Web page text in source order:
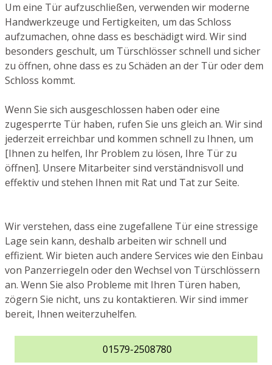
Um eine Tür aufzuschließen, verwenden wir moderne
Handwerkzeuge und Fertigkeiten, um das Schloss
aufzumachen, ohne dass es beschädigt wird. Wir sind
besonders geschult, um Türschlösser schnell und sicher
zu öffnen, ohne dass es zu Schäden an der Tür oder dem
Schloss kommt.
Wenn Sie sich ausgeschlossen haben oder eine
zugesperrte Tür haben, rufen Sie uns gleich an. Wir sind
jederzeit erreichbar und kommen schnell zu Ihnen, um
[Ihnen zu helfen, Ihr Problem zu lösen, Ihre Tür zu
öffnen]. Unsere Mitarbeiter sind verständnisvoll und
effektiv und stehen Ihnen mit Rat und Tat zur Seite.
Wir verstehen, dass eine zugefallene Tür eine stressige
Lage sein kann, deshalb arbeiten wir schnell und
effizient. Wir bieten auch andere Services wie den Einbau
von Panzerriegeln oder den Wechsel von Türschlössern
an. Wenn Sie also Probleme mit Ihren Türen haben,
zögern Sie nicht, uns zu kontaktieren. Wir sind immer
bereit, Ihnen weiterzuhelfen.
01579-2508780